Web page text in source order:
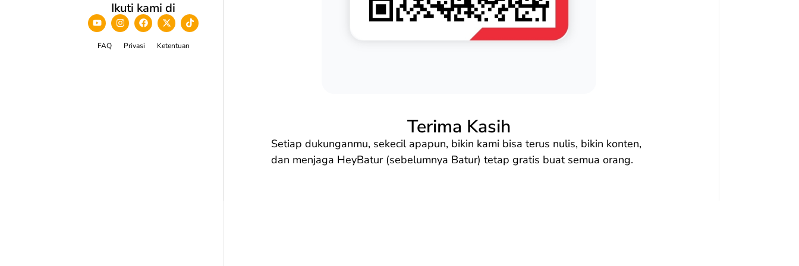
Ikuti kami di
FAQ Privasi Ketentuan
Terima Kasih
Setiap dukunganmu, sekecil apapun, bikin kami bisa terus nulis, bikin konten,
dan menjaga HeyBatur (sebelumnya Batur) tetap gratis buat semua orang.